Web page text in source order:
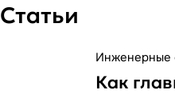
Статьи
Инженерные
Как